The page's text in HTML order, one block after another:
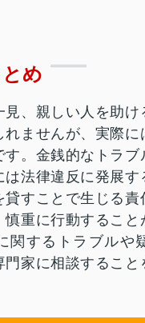
め
見、親しい人を助け
れませんが、実際に
す。金銭的なトラ
は法律違反に発展す
貸すことで生じる
慎重に行動すること
関するトラブルや
門家に相談すること